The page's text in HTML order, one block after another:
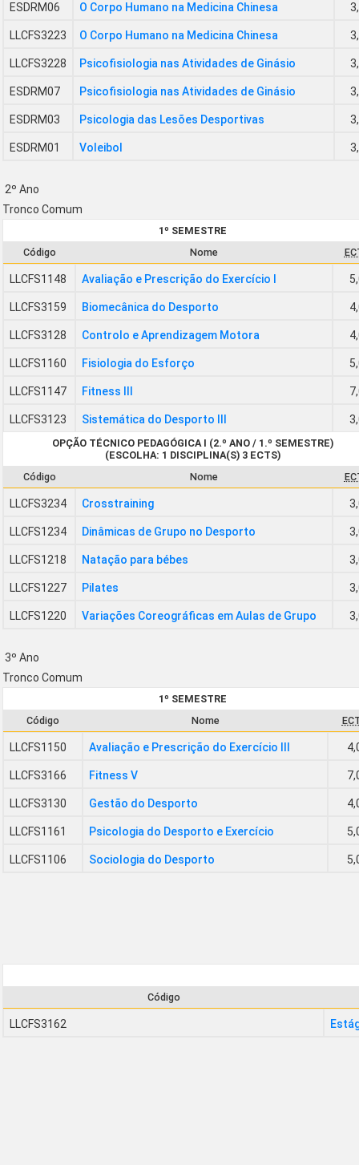
ESDRM06 O Corpo Humano na Medicina Chinesa
LLCFS3223 O Corpo Humano na Medicina Chinesa
LLCFS3228 Psicofisiologia nas Atividades de Ginásio
ESDRM07 Psicofisiologia nas Atividades de Ginásio
ESDRM03 Psicologia das Lesões Desportivas
ESDRM01 Voleibol
2º Ano
Tronco Comum
1º SEMESTRE
Código
Nome
LLCFS1148 Avaliação e Prescrição do Exercício I
LLCFS3159 Biomecânica do Desporto
LLCFS3128 Controlo e Aprendizagem Motora
LLCFS1160 Fisiologia do Esforço
LLCFS1147 Fitness III
LLCFS3123 Sistemática do Desporto III
OPÇÃO TÉCNICO PEDAGÓGICA I (2.º ANO / 1.º SEMESTRE)
(ESCOLHA: 1 DISCIPLINA(S) 3 ECTS)
Código
Nome
LLCFS3234 Crosstraining
LLCFS1234 Dinâmicas de Grupo no Desporto
LLCFS1218 Natação para bébes
LLCFS1227 Pilates
LLCFS1220 Variações Coreográficas em Aulas de Grupo
3º Ano
Tronco Comum
1º SEMESTRE
Código
Nome
LLCFS1150 Avaliação e Prescrição do Exercício III
LLCFS3166 Fitness V
LLCFS3130 Gestão do Desporto
LLCFS1161 Psicologia do Desporto e Exercício
LLCFS1106 Sociologia do Desporto
Código
LLCFS3162